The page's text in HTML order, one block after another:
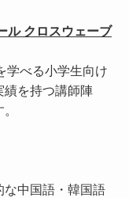
ル クロスウェーブ
学べる小学生向け
績を持つ講師陣
な中国語・韓国語